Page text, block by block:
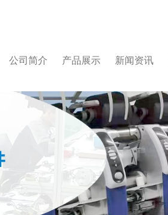
公司简介 产品展示 新闻资讯